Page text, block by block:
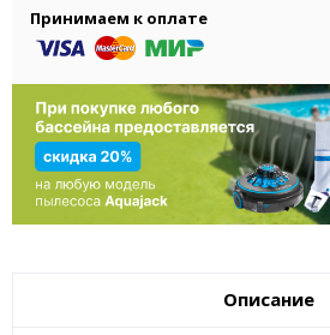
Принимаем к оплате
Описание